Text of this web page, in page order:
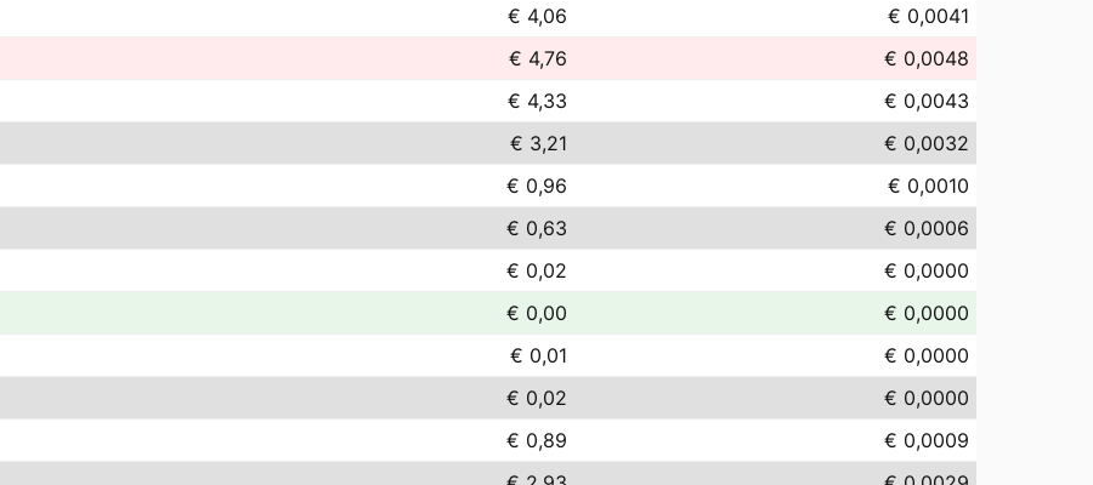
€ 4,06
€ 0,0041
€ 4,76
€ 0,0048
€ 4,33
€ 0,0043
€ 3,21
€ 0,0032
€ 0,96
€ 0,0010
€ 0,63
€ 0,0006
€ 0,02
€ 0,0000
€ 0,00
€ 0,0000
€ 0,01
€ 0,0000
€ 0,02
€ 0,0000
€ 0,89
€ 0,0009